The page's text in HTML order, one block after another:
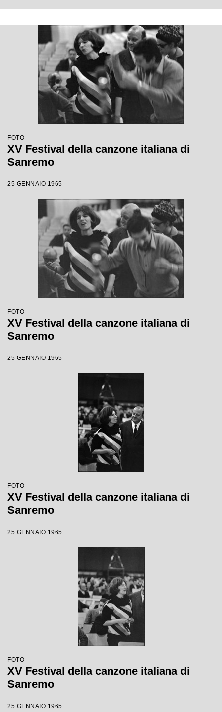
FOTO
XV Festival della canzone italiana di
Sanremo
25 GENNAIO 1965
FOTO
XV Festival della canzone italiana di
Sanremo
25 GENNAIO 1965
FOTO
XV Festival della canzone italiana di
Sanremo
25 GENNAIO 1965
FOTO
XV Festival della canzone italiana di
Sanremo
25 GENNAIO 1965